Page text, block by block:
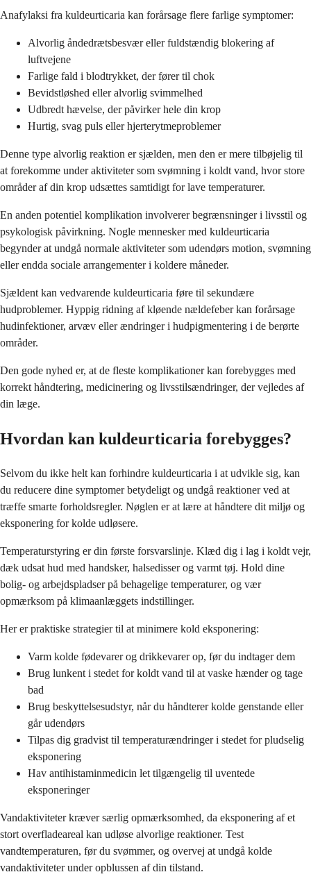
Anafylaksi fra kuldeurticaria kan forårsage flere farlige symptomer:
Alvorlig åndedrætsbesvær eller fuldstændig blokering af
luftvejene
Farlige fald i blodtrykket, der fører til chok
Bevidstløshed eller alvorlig svimmelhed
Udbredt hævelse, der påvirker hele din krop
Hurtig, svag puls eller hjerterytmeproblemer
Denne type alvorlig reaktion er sjælden, men den er mere tilbøjelig til
at forekomme under aktiviteter som svømning i koldt vand, hvor store
områder af din krop udsættes samtidigt for lave temperaturer.
En anden potentiel komplikation involverer begrænsninger i livsstil og
psykologisk påvirkning. Nogle mennesker med kuldeurticaria
begynder at undgå normale aktiviteter som udendørs motion, svømning
eller endda sociale arrangementer i koldere måneder.
Sjældent kan vedvarende kuldeurticaria føre til sekundære
hudproblemer. Hyppig ridning af kløende nældefeber kan forårsage
hudinfektioner, arvæv eller ændringer i hudpigmentering i de berørte
områder.
Den gode nyhed er, at de fleste komplikationer kan forebygges med
korrekt håndtering, medicinering og livsstilsændringer, der vejledes af
din læge.
Hvordan kan kuldeurticaria forebygges?
Selvom du ikke helt kan forhindre kuldeurticaria i at udvikle sig, kan
du reducere dine symptomer betydeligt og undgå reaktioner ved at
træffe smarte forholdsregler. Nøglen er at lære at håndtere dit miljø og
eksponering for kolde udløsere.
Temperaturstyring er din første forsvarslinje. Klæd dig i lag i koldt vejr,
dæk udsat hud med handsker, halsedisser og varmt tøj. Hold dine
bolig- og arbejdspladser på behagelige temperaturer, og vær
opmærksom på klimaanlæggets indstillinger.
Her er praktiske strategier til at minimere kold eksponering:
Varm kolde fødevarer og drikkevarer op, før du indtager dem
Brug lunkent i stedet for koldt vand til at vaske hænder og tage
bad
Brug beskyttelsesudstyr, når du håndterer kolde genstande eller
går udendørs
Tilpas dig gradvist til temperaturændringer i stedet for pludselig
eksponering
Hav antihistaminmedicin let tilgængelig til uventede
eksponeringer
Vandaktiviteter kræver særlig opmærksomhed, da eksponering af et
stort overfladeareal kan udløse alvorlige reaktioner. Test
vandtemperaturen, før du svømmer, og overvej at undgå kolde
vandaktiviteter under opblussen af din tilstand.